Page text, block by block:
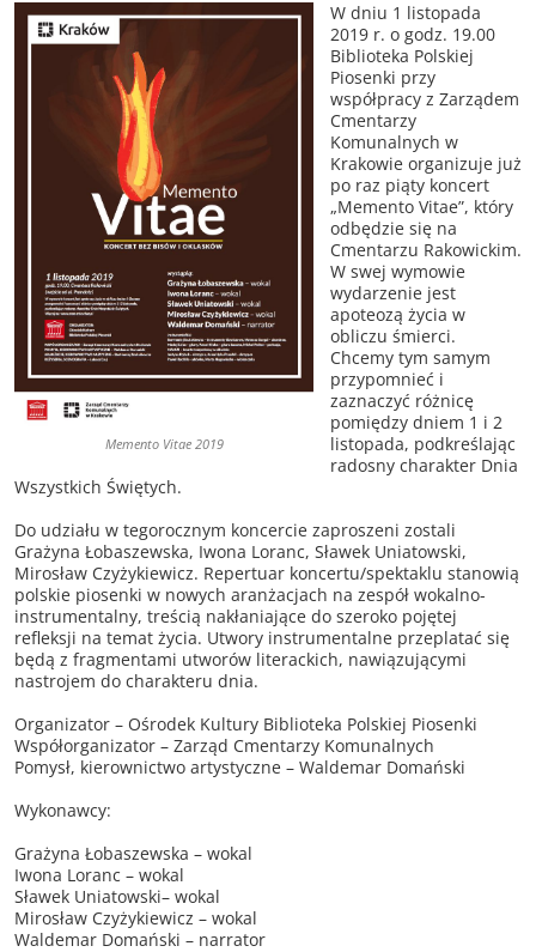
Memento Vitae 2019
W dniu 1 listopada
2019 r. o godz. 19.00
Biblioteka Polskiej
Piosenki przy
współpracy z Zarządem
Cmentarzy
Komunalnych w
Krakowie organizuje już
po raz piąty koncert
„Memento Vitae”, który
odbędzie się na
Cmentarzu Rakowickim.
W swej wymowie
wydarzenie jest
apoteozą życia w
obliczu śmierci.
Chcemy tym samym
przypomnieć i
zaznaczyć różnicę
pomiędzy dniem 1 i 2
listopada, podkreślając
radosny charakter Dnia
Wszystkich Świętych.
Do udziału w tegorocznym koncercie zaproszeni zostali
Grażyna Łobaszewska, Iwona Loranc, Sławek Uniatowski,
Mirosław Czyżykiewicz. Repertuar koncertu/spektaklu stanowią
polskie piosenki w nowych aranżacjach na zespół wokalno-
instrumentalny, treścią nakłaniające do szeroko pojętej
refleksji na temat życia. Utwory instrumentalne przeplatać się
będą z fragmentami utworów literackich, nawiązującymi
nastrojem do charakteru dnia.
Organizator – Ośrodek Kultury Biblioteka Polskiej Piosenki
Współorganizator – Zarząd Cmentarzy Komunalnych
Pomysł, kierownictwo artystyczne – Waldemar Domański
Wykonawcy:
Grażyna Łobaszewska – wokal
Iwona Loranc – wokal
Sławek Uniatowski– wokal
Mirosław Czyżykiewicz – wokal
Waldemar Domański – narrator